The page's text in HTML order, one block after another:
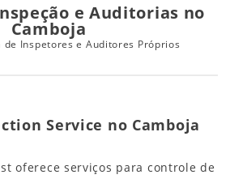
e Auditorias no
Camboja
de Inspetores e Auditores Próprios
Service no Camboja
oferece serviços para controle de